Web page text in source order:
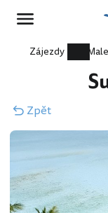
Zájezdy
Zpět